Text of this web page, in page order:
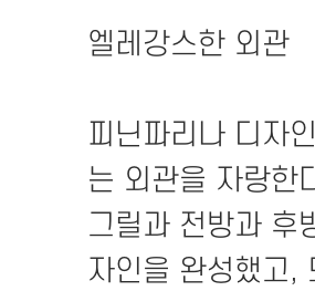
엘레강스한 외관
피닌파리나 디자
는 외관을 자랑한
그릴과 전방과 후
자인을 완성했고,